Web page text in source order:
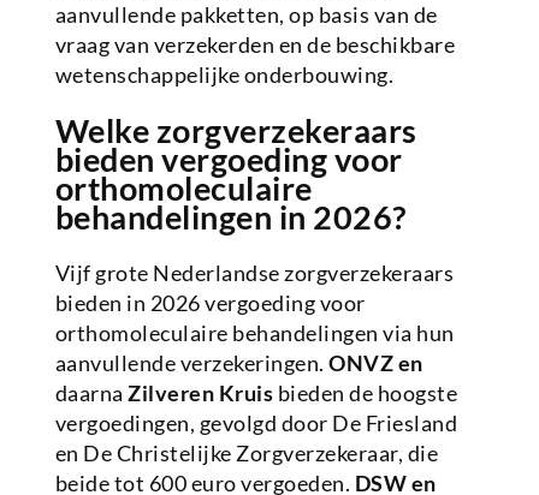
aanvullende pakketten, op basis van de
vraag van verzekerden en de beschikbare
wetenschappelijke onderbouwing.
Welke zorgverzekeraars
bieden vergoeding voor
orthomoleculaire
behandelingen in 2026?
Vijf grote Nederlandse zorgverzekeraars
bieden in 2026 vergoeding voor
orthomoleculaire behandelingen via hun
aanvullende verzekeringen.ONVZ en
daarnaZilveren Kruis bieden de hoogste
vergoedingen, gevolgd door De Friesland
en De Christelijke Zorgverzekeraar, die
beide tot 600 euro vergoeden. DSW en